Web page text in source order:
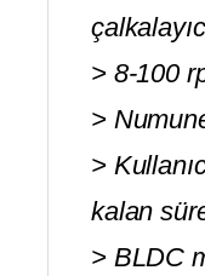
> 8-100
>
>
kalan
> BLDC